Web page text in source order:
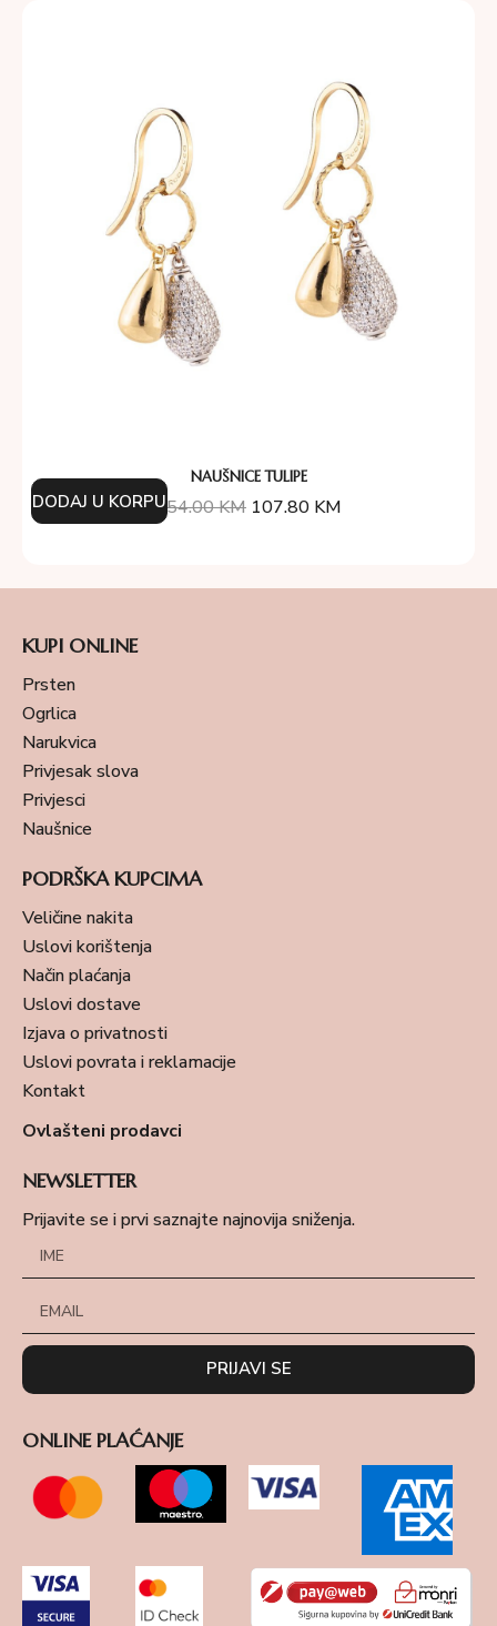
NAUŠNICE TULIPE
154.00KM 107.80 KM
DODAJ U KORPU
KUPI ONLINE
Prsten
Ogrlica
Narukvica
Privjesak slova
Privjesci
Naušnice
PODRŠKA KUPCIMA
Veličine nakita
Uslovi korištenja
Način plaćanja
Uslovi dostave
Izjava o privatnosti
Uslovi povrata i reklamacije
Kontakt
Ovlašteni prodavci
NEWSLETTER
Prijavite se i prvi saznajte najnovija sniženja.
PRIJAVI SE
ONLINE PLAĆANJE